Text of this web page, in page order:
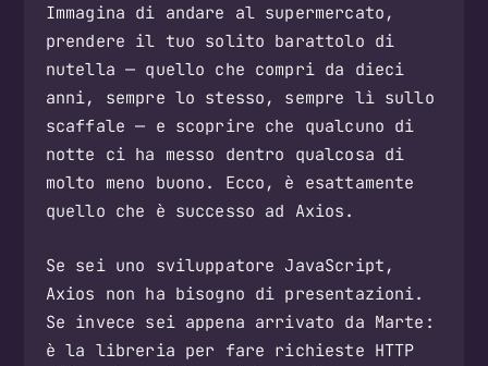
Immagina di andare al supermercato,
prendere il tuo solito barattolo di
nutella — quello che compri da dieci
anni, sempre lo stesso, sempre lì sullo
scaffale — e scoprire che qualcuno di
notte ci ha messo dentro qualcosa di
molto meno buono. Ecco, è esattamente
quello che è successo ad Axios.
Se sei uno sviluppatore JavaScript,
Axios non ha bisogno di presentazioni.
Se invece sei appena arrivato da Marte:
è la libreria per fare richieste HTTP